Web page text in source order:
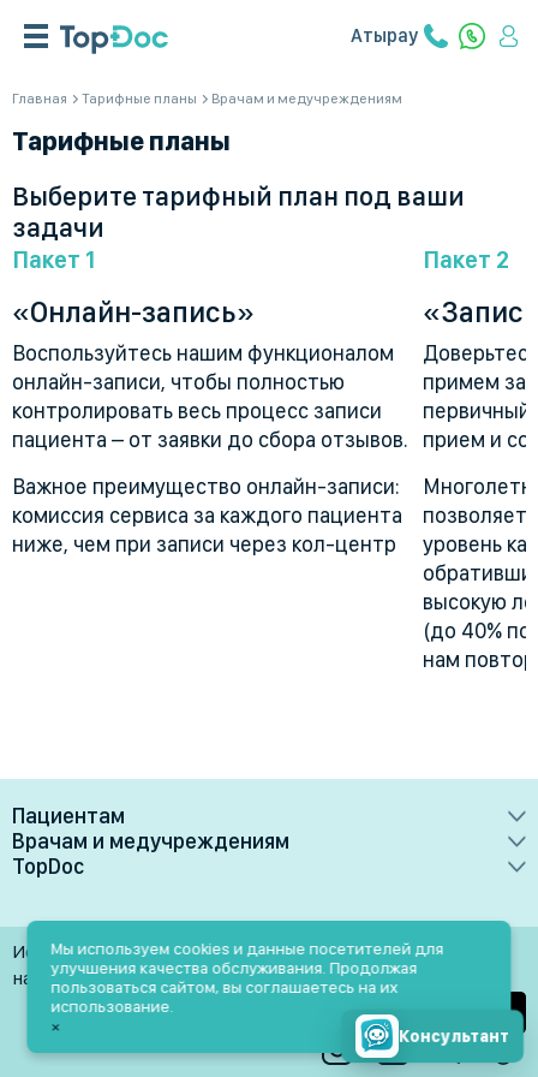
Атырау
Главная Тарифные планы Врачам и медучреждениям
Тарифные планы
Выберите тарифный план под ваши
задачи
Пакет 1
«Онлайн-запись»
Воспользуйтесь нашим функционалом
онлайн-записи, чтобы полностью
контролировать весь процесс записи
пациента – от заявки до сбора отзывов.
Важное преимущество онлайн-записи:
комиссия сервиса за каждого пациента
ниже, чем при записи через кол-центр
Пакет 2
примем
первичный
прием и
позволяет
уровень
высокую
(до 40%
нам
Пациентам
Врачи
Клиники
Лаборатории
Услуги
Блог
Акции и скидки
Врачам и медучреждениям
Преимущества
Медучреждениям
Врачам
TopDoc
Контакты
Помощь
Использование материалов разрешено только при
наличии активной ссылки на источник
Мы используем cookies и данные посетителей для
улучшения качества обслуживания. Продолжая
пользоваться сайтом, вы соглашаетесь на их
использование.
×
Консультант